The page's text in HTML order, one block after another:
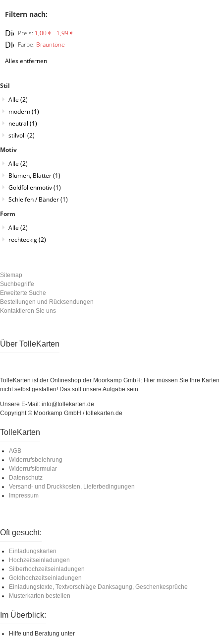
Filtern nach:
Preis: 1,00 € - 1,99 €
Diesen
Artikel
entfernen
Farbe: Brauntöne
Diesen
entfernen
Alles entfernen
Stil
Alle (2)
modern(1)
neutral (1)
stilvoll (2)
Motiv
Alle (2)
Blumen, Blätter(1)
Goldfolienmotiv(1)
Schleifen / Bänder(1)
Form
Alle (2)
rechteckig(2)
Sitemap
Suchbegriffe
Erweiterte Suche
Bestellungen und Rücksendungen
Kontaktieren Sie uns
Über TolleKarten
TolleKarten ist der Onlineshop der Moorkamp GmbH: Hier müssen Sie Ihre Karten
nicht selbst gestalten! Das soll unsere Aufgabe sein.
Unsere E-Mail: info@tollekarten.de
Copyright © Moorkamp GmbH / tollekarten.de
TolleKarten
AGB
Widerrufsbelehrung
Widerrufsformular
Datenschutz
Versand- und Druckkosten, Lieferbedingungen
Impressum
Oft gesucht:
Einladungskarten
Hochzeitseinladungen
Silberhochzeitseinladungen
Goldhochzeitseinladungen
Einladungstexte, Textvorschläge Danksagung, Geschenkesprüche
Musterkarten bestellen
Im Überblick:
Hilfe und Beratung unter